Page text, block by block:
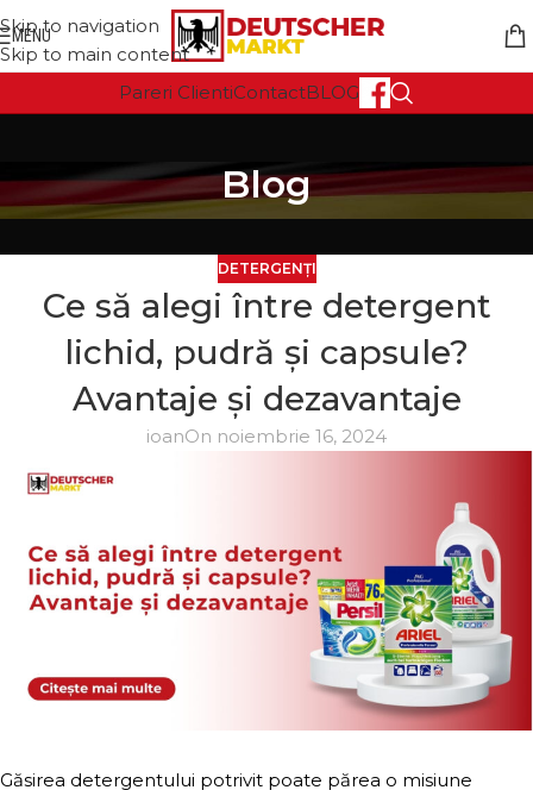
Skip to navigation
Skip to main content
MENU
Pareri ClientiContactBLOG
Blog
DETERGENȚI
Ce să alegi între detergent
lichid, pudră și capsule?
Avantaje și dezavantaje
ioanOn noiembrie 16, 2024
Găsirea detergentului potrivit poate părea o misiune